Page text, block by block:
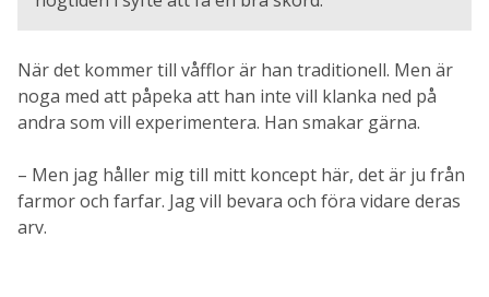
När det kommer till våfflor är han traditionell. Men är
noga med att påpeka att han inte vill klanka ned på
andra som vill experimentera. Han smakar gärna.
– Men jag håller mig till mitt koncept här, det är ju från
farmor och farfar. Jag vill bevara och föra vidare deras
arv.